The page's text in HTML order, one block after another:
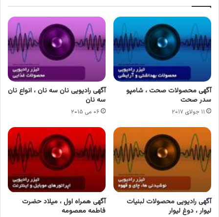
آگهی محصولات صحت ، شامپو
سدر صحت
۱۱ جولای ۲۰۱۷
آگهی رادیویی نان سه نان ، انواع نان
سه نان
۰۶ می ۲۰۱۵
آگهی رادیویی محصولات لبنیات
لیوار ، دوغ لیوار
آگهی همراه اول ، میلاد حضرت
فاطمه معصومه